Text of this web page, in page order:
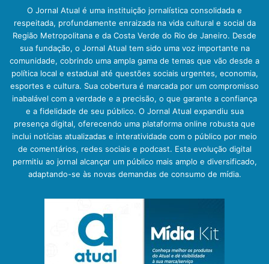
O Jornal Atual é uma instituição jornalística consolidada e
respeitada, profundamente enraizada na vida cultural e social da
Região Metropolitana e da Costa Verde do Rio de Janeiro. Desde
sua fundação, o Jornal Atual tem sido uma voz importante na
comunidade, cobrindo uma ampla gama de temas que vão desde a
política local e estadual até questões sociais urgentes, economia,
esportes e cultura. Sua cobertura é marcada por um compromisso
inabalável com a verdade e a precisão, o que garante a confiança
e a fidelidade de seu público. O Jornal Atual expandiu sua
presença digital, oferecendo uma plataforma online robusta que
inclui notícias atualizadas e interatividade com o público por meio
de comentários, redes sociais e podcast. Esta evolução digital
permitiu ao jornal alcançar um público mais amplo e diversificado,
adaptando-se às novas demandas de consumo de mídia.